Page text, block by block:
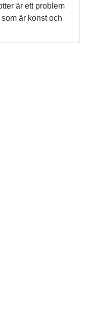
är ett problem
är konst och